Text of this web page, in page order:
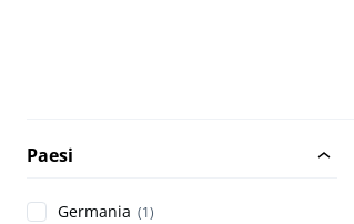
Paesi
Germania (1)